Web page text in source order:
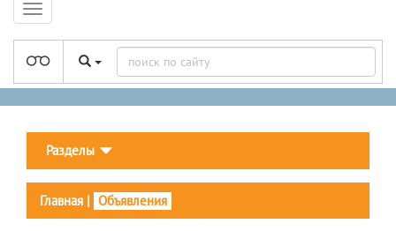
Разделы
Главная | Объявления